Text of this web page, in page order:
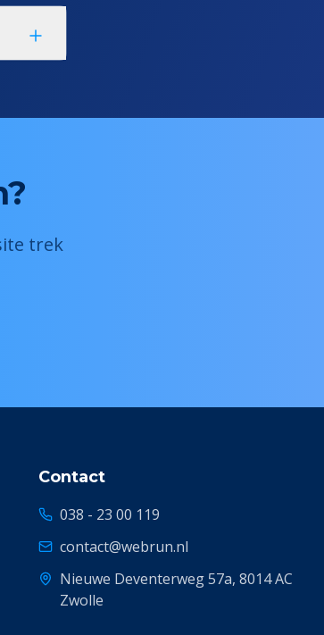
trek
Contact
038 - 23 00 119
contact@webrun.nl
Nieuwe Deventerweg 57a, 8014 AC
Zwolle